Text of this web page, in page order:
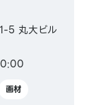
5 丸大ビル
画材